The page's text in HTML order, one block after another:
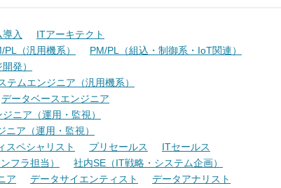
入
ITアーキテクト
PL（汎用機系）
PM/PL（組込・制御系・IoT関連）
発）
テムエンジニア（汎用機系）
データベースエンジニア
ニア（運用・監視）
ニア（運用・監視）
スペシャリスト プリセールス
ITセールス
フラ担当）
社内SE（IT戦略・システム企画）
ア データサイエンティスト
データアナリスト